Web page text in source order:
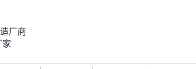
厂商
家